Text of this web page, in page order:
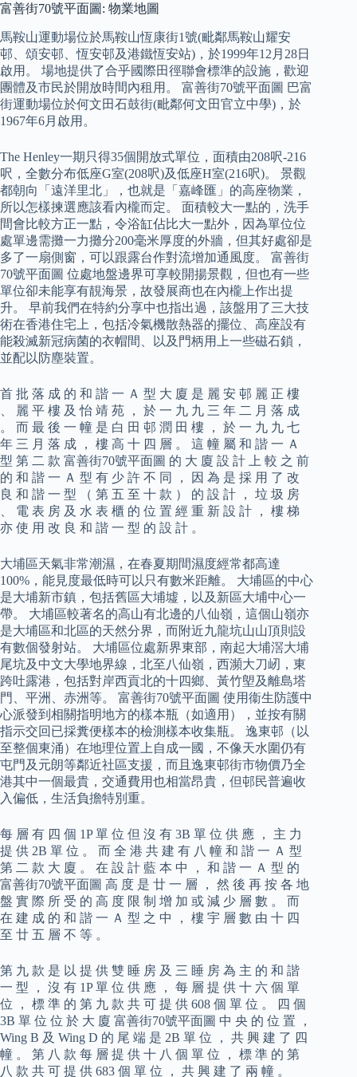
富善街70號平面圖: 物業地圖
馬鞍山運動場位於馬鞍山恆康街1號(毗鄰馬鞍山耀安
邨、頌安邨、恆安邨及港鐵恆安站)，於1999年12月28日
啟用。 場地提供了合乎國際田徑聯會標準的設施，歡迎
團體及市民於開放時間內租用。 富善街70號平面圖 巴富
街運動場位於何文田石鼓街(毗鄰何文田官立中學)，於
1967年6月啟用。
The Henley一期只得35個開放式單位，面積由208呎-216
呎，全數分布低座G室(208呎)及低座H室(216呎)。 景觀
都朝向「遠洋里北」，也就是「嘉峰匯」的高座物業，
所以怎樣揀選應該看內櫳而定。 面積較大一點的，洗手
間會比較方正一點，令浴缸佔比大一點外，因為單位位
處單邊需攤一力攤分200毫米厚度的外牆，但其好處卻是
多了一扇側窗，可以跟露台作對流增加通風度。 富善街
70號平面圖 位處地盤邊界可享較開揚景觀，但也有一些
單位卻未能享有靚海景，故發展商也在內櫳上作出提
升。 早前我們在特約分享中也指出過，該盤用了三大技
術在香港住宅上，包括冷氣機散熱器的擺位、高座設有
能殺滅新冠病菌的衣帽間、以及門柄用上一些磁石鎖，
並配以防塵裝置。
首 批 落 成 的 和 諧 一 Ａ 型 大 廈 是 麗 安 邨 麗 正 樓
、 麗 平 樓 及 怡 靖 苑 ， 於 一 九 九 三 年 二 月 落 成
。 而 最 後 一 幢 是 白 田 邨 潤 田 樓 ， 於 一 九 九 七
年 三 月 落 成 ， 樓 高 十 四 層 。 這 幢 屬 和 諧 一 Ａ
型 第 二 款 富善街70號平面圖 的 大 廈 設 計 上 較 之 前
的 和 諧 一 Ａ 型 有 少 許 不 同 ， 因 為 是 採 用 了 改
良 和 諧 一 型 （ 第 五 至 十 款 ） 的 設 計 ， 垃 圾 房
、 電 表 房 及 水 表 櫃 的 位 置 經 重 新 設 計 ， 樓 梯
亦 使 用 改 良 和 諧 一 型 的 設 計 。
大埔區天氣非常潮濕，在春夏期間濕度經常都高達
100%，能見度最低時可以只有數米距離。 大埔區的中心
是大埔新市鎮，包括舊區大埔墟，以及新區大埔中心一
帶。 大埔區較著名的高山有北邊的八仙嶺，這個山嶺亦
是大埔區和北區的天然分界，而附近九龍坑山山頂則設
有數個發射站。 大埔區位處新界東部，南起大埔滘大埔
尾坑及中文大學地界線，北至八仙嶺，西瀕大刀屻，東
跨吐露港，包括對岸西貢北的十四鄉、黃竹塱及離島塔
門、平洲、赤洲等。 富善街70號平面圖 使用衞生防護中
心派發到相關指明地方的樣本瓶（如適用），並按有關
指示交回已採糞便樣本的檢測樣本收集瓶。 逸東邨（以
至整個東涌）在地理位置上自成一國，不像天水圍仍有
屯門及元朗等鄰近社區支援，而且逸東邨街市物價乃全
港其中一個最貴，交通費用也相當昂貴，但邨民普遍收
入偏低，生活負擔特別重。
每 層 有 四 個 1P 單 位 但 沒 有 3B 單 位 供 應 ， 主 力
提 供 2B 單 位 。 而 全 港 共 建 有 八 幢 和 諧 一 Ａ 型
第 二 款 大 廈 。 在 設 計 藍 本 中 ， 和 諧 一 Ａ 型 的
富善街70號平面圖 高 度 是 廿 一 層 ， 然 後 再 按 各 地
盤 實 際 所 受 的 高 度 限 制 增 加 或 減 少 層 數 。 而
在 建 成 的 和 諧 一 Ａ 型 之 中 ， 樓 宇 層 數 由 十 四
至 廿 五 層 不 等 。
第 九 款 是 以 提 供 雙 睡 房 及 三 睡 房 為 主 的 和 諧
一 型 ， 沒 有 1P 單 位 供 應 ， 每 層 提 供 十 六 個 單
位 ， 標 準 的 第 九 款 共 可 提 供 608 個 單 位 。 四 個
3B 單 位 位 於 大 廈 富善街70號平面圖 中 央 的 位 置 ，
Wing B 及 Wing D 的 尾 端 是 2B 單 位 ， 共 興 建 了 四
幢 。 第 八 款 每 層 提 供 十 八 個 單 位 ， 標 準 的 第
八 款 共 可 提 供 683 個 單 位 ， 共 興 建 了 兩 幢 。